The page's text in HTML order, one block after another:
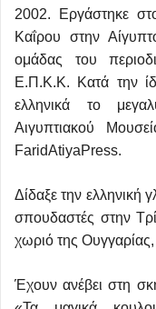
2002. Εργάστηκε
Καΐρου στην
ομάδας του
Ε.Π.Κ.Κ. Κατά την
ελληνικά το
Αιγυπτιακού
FaridAtiyaPress.
Δίδαξε την ελληνική
σπουδαστές στην
χωριό της
Έχουν ανέβει στη